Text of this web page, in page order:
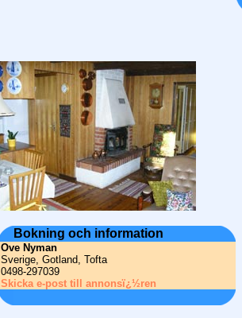
Bokning och information
Ove Nyman
Sverige, Gotland, Tofta
0498-297039
Skicka e-post till annonsï¿½ren